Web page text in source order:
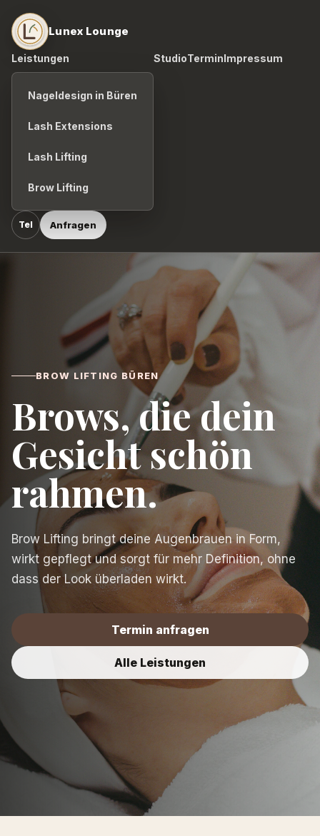
Lunex Lounge
Leistungen
Nageldesign in Büren
Lash Extensions
Lash Lifting
Brow Lifting
StudioTerminImpressum
Anfragen
BROW LIFTING BÜREN
Brows, die dein
Gesicht schön
rahmen.
Brow Lifting bringt deine Augenbrauen in Form,
wirkt gepflegt und sorgt für mehr Definition, ohne
dass der Look überladen wirkt.
Termin anfragen
Alle Leistungen